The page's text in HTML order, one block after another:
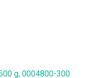
g, 0004800-300